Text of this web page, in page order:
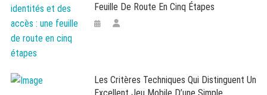
Feuille De Route En Cinq Étapes
Les Critères Techniques Qui Distinguent Un